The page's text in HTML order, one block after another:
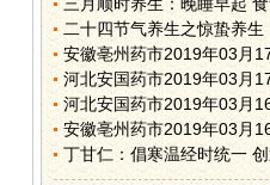
二十四节气养生之惊蛰养生